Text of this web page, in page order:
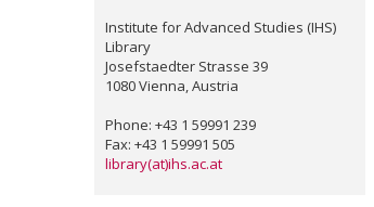
Institute for Advanced Studies (IHS)
Library
Josefstaedter Strasse 39
1080 Vienna, Austria
Phone: +43 1 59991 239
Fax: +43 1 59991 505
library(at)ihs.ac.at